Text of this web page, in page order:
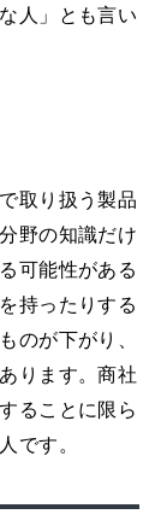
人」とも言い
取り扱う製品
野の知識だけ
可能性がある
持ったりする
のが下がり、
ります。商社
ることに限ら
です。